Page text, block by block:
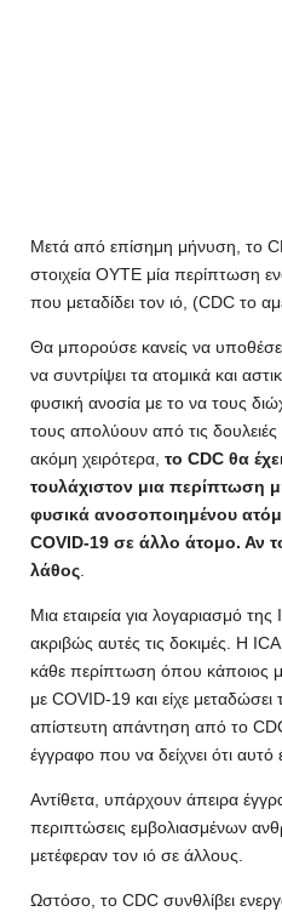
Μετά από επίσημη μήνυση, το
στοιχεία ΟΥΤΕ μία περίπτωση
που μεταδίδει τον ιό, (CDC το
Θα μπορούσε κανείς να
να συντρίψει τα ατομικά και
φυσική ανοσία με το να τους
τους απολύουν από τις
ακόμη χειρότερα, το CDC θα
τουλάχιστον μια περίπτωση
φυσικά ανοσοποιημένου
COVID-19 σε άλλο άτομο. Αν
λάθος
Μια εταιρεία για λογαριασμό
ακριβώς αυτές τις δοκιμές. Η
κάθε περίπτωση όπου κάποιος
με COVID-19 και είχε
απίστευτη απάντηση από το CDC
έγγραφο που να δείχνει ότι αυτό
Αντίθετα, υπάρχουν άπειρα
περιπτώσεις εμβολιασμένων
μετέφεραν τον ιό σε άλλους.
Ωστόσο, το CDC συνθλίβει